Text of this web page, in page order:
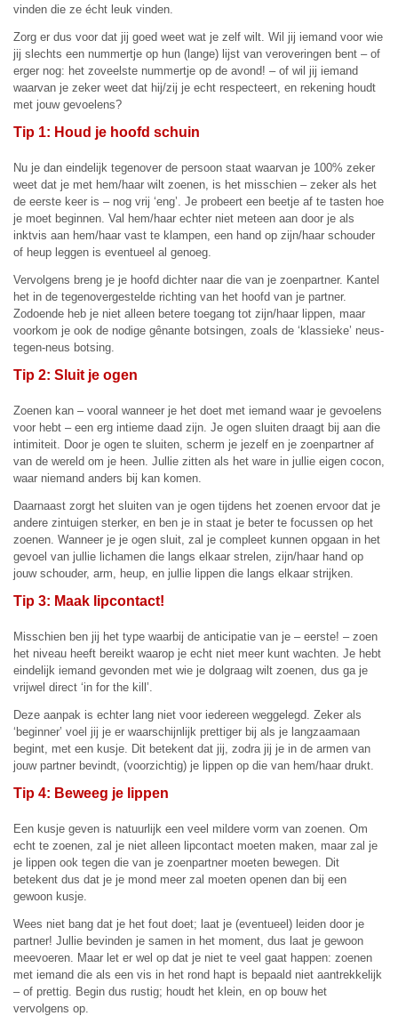
vinden die ze écht leuk vinden.
Zorg er dus voor dat jij goed weet wat je zelf wilt. Wil jij iemand voor wie
jij slechts een nummertje op hun (lange) lijst van veroveringen bent – of
erger nog: het zoveelste nummertje op de avond! – of wil jij iemand
waarvan je zeker weet dat hij/zij je echt respecteert, en rekening houdt
met jouw gevoelens?
Tip 1: Houd je hoofd schuin
Nu je dan eindelijk tegenover de persoon staat waarvan je 100% zeker
weet dat je met hem/haar wilt zoenen, is het misschien – zeker als het
de eerste keer is – nog vrij ‘eng’. Je probeert een beetje af te tasten hoe
je moet beginnen. Val hem/haar echter niet meteen aan door je als
inktvis aan hem/haar vast te klampen, een hand op zijn/haar schouder
of heup leggen is eventueel al genoeg.
Vervolgens breng je je hoofd dichter naar die van je zoenpartner. Kantel
het in de tegenovergestelde richting van het hoofd van je partner.
Zodoende heb je niet alleen betere toegang tot zijn/haar lippen, maar
voorkom je ook de nodige gênante botsingen, zoals de ‘klassieke’ neus-
tegen-neus botsing.
Tip 2: Sluit je ogen
Zoenen kan – vooral wanneer je het doet met iemand waar je gevoelens
voor hebt – een erg intieme daad zijn. Je ogen sluiten draagt bij aan die
intimiteit. Door je ogen te sluiten, scherm je jezelf en je zoenpartner af
van de wereld om je heen. Jullie zitten als het ware in jullie eigen cocon,
waar niemand anders bij kan komen.
Daarnaast zorgt het sluiten van je ogen tijdens het zoenen ervoor dat je
andere zintuigen sterker, en ben je in staat je beter te focussen op het
zoenen. Wanneer je je ogen sluit, zal je compleet kunnen opgaan in het
gevoel van jullie lichamen die langs elkaar strelen, zijn/haar hand op
jouw schouder, arm, heup, en jullie lippen die langs elkaar strijken.
Tip 3: Maak lipcontact!
Misschien ben jij het type waarbij de anticipatie van je – eerste! – zoen
het niveau heeft bereikt waarop je echt niet meer kunt wachten. Je hebt
eindelijk iemand gevonden met wie je dolgraag wilt zoenen, dus ga je
vrijwel direct ‘in for the kill’.
Deze aanpak is echter lang niet voor iedereen weggelegd. Zeker als
‘beginner’ voel jij je er waarschijnlijk prettiger bij als je langzaamaan
begint, met een kusje. Dit betekent dat jij, zodra jij je in de armen van
jouw partner bevindt, (voorzichtig) je lippen op die van hem/haar drukt.
Tip 4: Beweeg je lippen
Een kusje geven is natuurlijk een veel mildere vorm van zoenen. Om
echt te zoenen, zal je niet alleen lipcontact moeten maken, maar zal je
je lippen ook tegen die van je zoenpartner moeten bewegen. Dit
betekent dus dat je je mond meer zal moeten openen dan bij een
gewoon kusje.
Wees niet bang dat je het fout doet; laat je (eventueel) leiden door je
partner! Jullie bevinden je samen in het moment, dus laat je gewoon
meevoeren. Maar let er wel op dat je niet te veel gaat happen: zoenen
met iemand die als een vis in het rond hapt is bepaald niet aantrekkelijk
– of prettig. Begin dus rustig; houdt het klein, en op bouw het
vervolgens op.